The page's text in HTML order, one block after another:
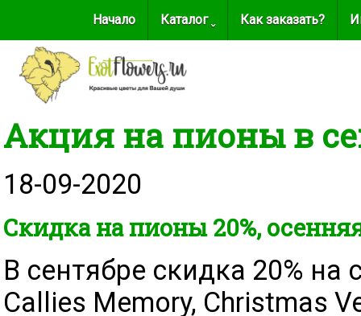
Начало Каталог ˬ Как заказать?
Акция на пионы в
18-09-2020
Скидка на пионы 20%,
В сентябре скидка 20%
Callies Memory, Christmas